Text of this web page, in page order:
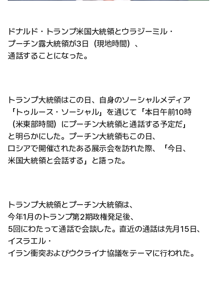
ドナルド・トランプ米国大統領とウラジーミル・
プーチン露大統領が3日（現地時間）、
通話することになった。
トランプ大統領はこの日、自身のソーシャルメディア
「トゥルース・ソーシャル」を通じて「本日午前10時
（米東部時間）にプーチン大統領と通話する予定だ」
と明らかにした。プーチン大統領もこの日、
ロシアで開催されたある展示会を訪れた際、「今日、
米国大統領と会話する」と語った。
トランプ大統領とプーチン大統領は、
今年1月のトランプ第2期政権発足後、
5回にわたって通話で会談した。直近の通話は先月15日、
イスラエル・
イラン衝突およびウクライナ協議をテーマに行われた。